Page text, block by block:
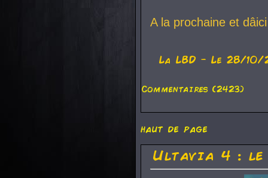
A la prochaine et
La LBD - Le 28/10/
Commentaires (2423)
haut de page
Ultavia 4 :